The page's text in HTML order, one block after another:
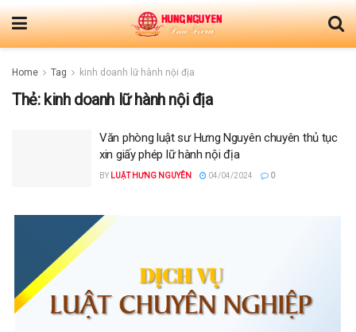
Home Tag kinh doanh lữ hành nội địa
Thẻ: kinh doanh lữ hành nội địa
Văn phòng luật sư Hưng Nguyên chuyên thủ tục
xin giấy phép lữ hành nội địa
BY LUẬT HƯNG NGUYÊN 04/04/2024 0